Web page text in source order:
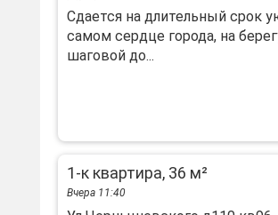
Сдается на длительный срок
самом сердце города, на
шаговой до...
1-к квартира, 36 м²
Вчера 11:40